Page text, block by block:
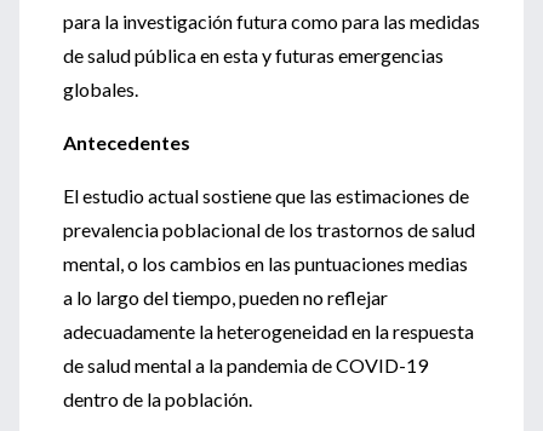
para la investigación futura como para las medidas
de salud pública en esta y futuras emergencias
globales.
Antecedentes
El estudio actual sostiene que las estimaciones de
prevalencia poblacional de los trastornos de salud
mental, o los cambios en las puntuaciones medias
a lo largo del tiempo, pueden no reflejar
adecuadamente la heterogeneidad en la respuesta
de salud mental a la pandemia de COVID-19
dentro de la población.